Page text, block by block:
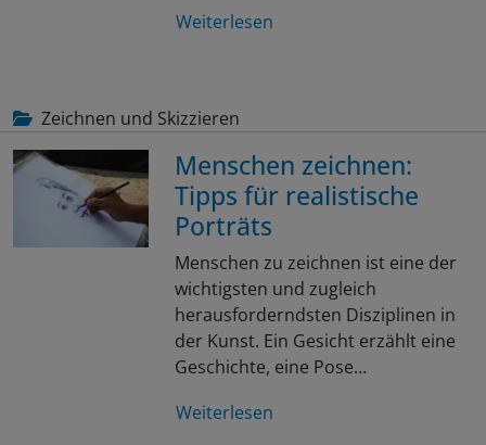
Weiterlesen
Zeichnen und Skizzieren
Menschen zeichnen:
Tipps für realistische
Porträts
Menschen zu zeichnen ist eine der
wichtigsten und zugleich
herausforderndsten Disziplinen in
der Kunst. Ein Gesicht erzählt eine
Geschichte, eine Pose…
Weiterlesen